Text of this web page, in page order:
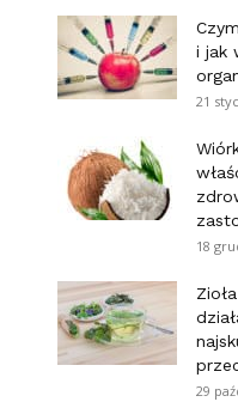
i jak
21
18
29